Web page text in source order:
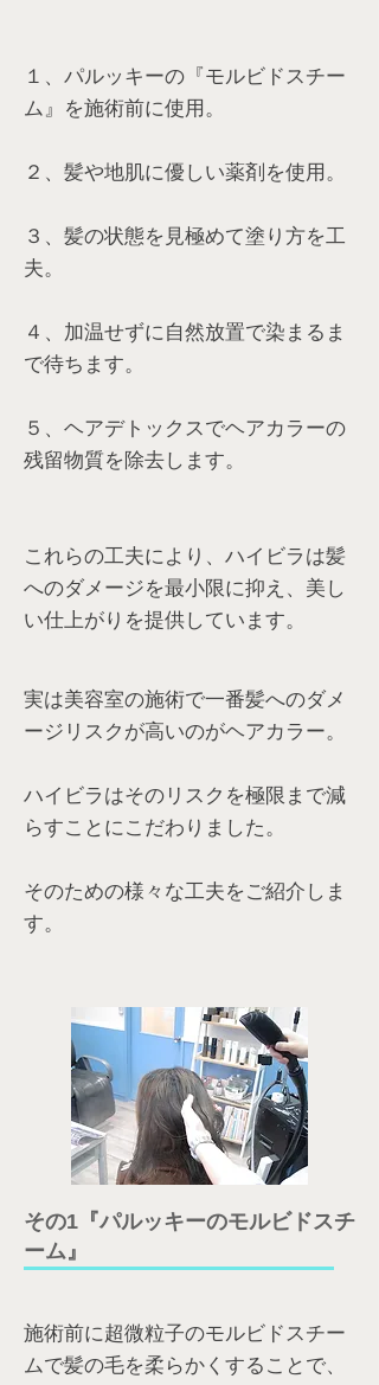
１、パルッキーの『モルビドスチー
ム』を施術前に使用。
２、髪や地肌に優しい薬剤を使用。
３、髪の状態を見極めて塗り方を工
夫。
４、加温せずに自然放置で染まるま
で待ちます。
５、ヘアデトックスでヘアカラーの
残留物質を除去します。
これらの工夫により、ハイビラは髪
へのダメージを最小限に抑え、美し
い仕上がりを提供しています。
実は美容室の施術で一番髪へのダメ
ージリスクが高いのがヘアカラー。
ハイビラはそのリスクを極限まで減
らすことにこだわりました。
そのための様々な工夫をご紹介しま
す。
その1『パルッキーのモルビドスチ
ーム』
施術前に超微粒子のモルビドスチー
ムで髪の毛を柔らかくすることで、